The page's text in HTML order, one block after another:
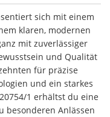
sich mit einem
klaren, modernen
mit zuverlässiger
und Qualität
für präzise
und ein starkes
1 erhältst du eine
besonderen Anlässen